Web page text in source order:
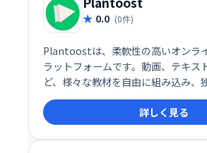
0.0 (0件)
Plantoostは、柔軟性の高いオンラ
ラットフォームです。動画、テキス
ど、様々な教材を自由に組み込み、
計できます。価格設定やコンテンツ
タマイズ可能。生徒には、Q&A、ク
ト、修了証書を提供し、効果的な学
詳しく見る